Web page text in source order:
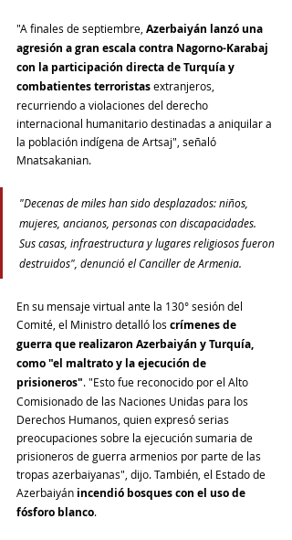
"A finales de septiembre, Azerbaiyán lanzó una
agresión a gran escala contra Nagorno-Karabaj
con la participación directa de Turquía y
combatientes terroristas extranjeros,
recurriendo a violaciones del derecho
internacional humanitario destinadas a aniquilar a
la población indígena de Artsaj", señaló
Mnatsakanian.
"Decenas de miles han sido desplazados: niños,
mujeres, ancianos, personas con discapacidades.
Sus casas, infraestructura y lugares religiosos fueron
destruidos", denunció el Canciller de Armenia.
En su mensaje virtual ante la 130° sesión del
Comité, el Ministro detalló los crímenes de
guerra que realizaron Azerbaiyán y Turquía,
como "el maltrato y la ejecución de
prisioneros". "Esto fue reconocido por el Alto
Comisionado de las Naciones Unidas para los
Derechos Humanos, quien expresó serias
preocupaciones sobre la ejecución sumaria de
prisioneros de guerra armenios por parte de las
tropas azerbaiyanas", dijo. También, el Estado de
Azerbaiyán incendió bosques con el uso de
fósforo blanco.